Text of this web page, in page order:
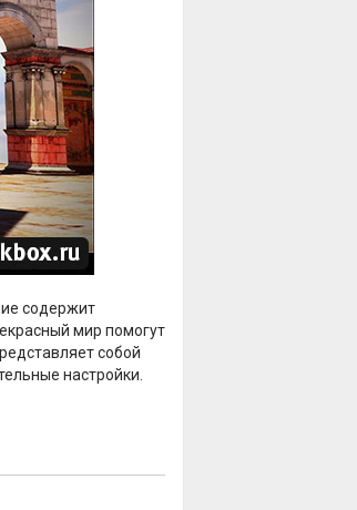
содержит
мир помогут
собой
настройки.